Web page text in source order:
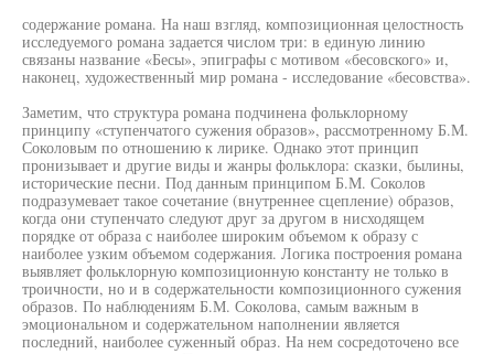
содержание романа. На наш взгляд, композиционная целостность
исследуемого романа задается числом три: в единую линию
связаны название «Бесы», эпиграфы с мотивом «бесовского» и,
наконец, художественный мир романа - исследование «бесовства».
Заметим, что структура романа подчинена фольклорному
принципу «ступенчатого сужения образов», рассмотренному Б.М.
Соколовым по отношению к лирике. Однако этот принцип
пронизывает и другие виды и жанры фольклора: сказки, былины,
исторические песни. Под данным принципом Б.М. Соколов
подразумевает такое сочетание (внутреннее сцепление) образов,
когда они ступенчато следуют друг за другом в нисходящем
порядке от образа с наиболее широким объемом к образу с
наиболее узким объемом содержания. Логика построения романа
выявляет фольклорную композиционную константу не только в
троичности, но и в содержательности композиционного сужения
образов. По наблюдениям Б.М. Соколова, самым важным в
эмоциональном и содержательном наполнении является
последний, наиболее суженный образ. На нем сосредоточено все